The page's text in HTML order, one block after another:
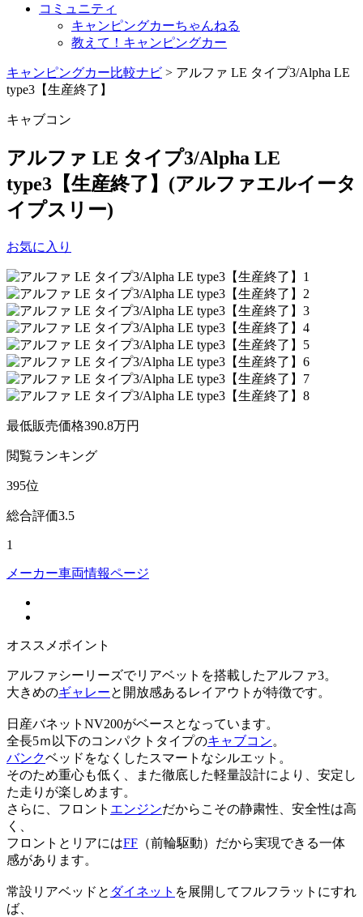
コミュニティ
キャンピングカーちゃんねる
教えて！キャンピングカー
キャンピングカー比較ナビ > アルファ LE タイプ3/Alpha LE
type3【生産終了】
キャブコン
アルファ LE タイプ3/Alpha LE
type3【生産終了】 (アルファエルイータ
イプスリー)
お気に入り
最低販売価格390.8万円
閲覧ランキング
395位
総合評価3.5
1
メーカー車両情報ページ
オススメポイント
アルファシーリーズでリアベットを搭載したアルファ3。
大きめのギャレーと開放感あるレイアウトが特徴です。
日産バネットNV200がベースとなっています。
全長5ｍ以下のコンパクトタイプのキャブコン。
バンクベッドをなくしたスマートなシルエット。
そのため重心も低く、また徹底した軽量設計により、安定し
た走りが楽しめます。
さらに、フロント エンジンだからこその静粛性、安全性は高
く、
フロントとリアにはFF （前輪駆動）だから実現できる一体
感があります。
常設リアベッドと ダイネット を展開してフルフラットにすれ
ば、